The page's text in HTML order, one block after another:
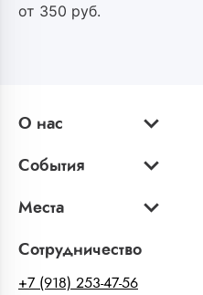
от 350 руб.
О нас
События
Места
Сотрудничество
+7 (918) 253-47-56